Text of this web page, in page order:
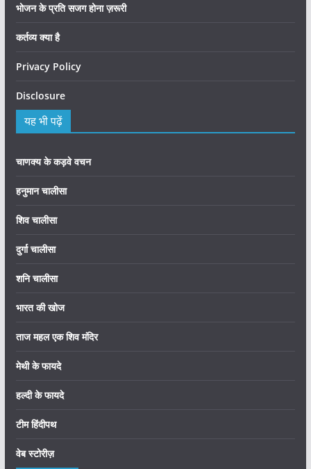
भोजन के प्रति सजग होना ज़रूरी
कर्तव्य क्या है
Privacy Policy
Disclosure
यह भी पढ़ें
चाणक्य के कड़वे वचन
हनुमान चालीसा
शिव चालीसा
दुर्गा चालीसा
शनि चालीसा
भारत की खोज
ताज महल एक शिव मंदिर
मेथी के फायदे
हल्दी के फायदे
टीम हिंदीपथ
वेब स्टोरीज़